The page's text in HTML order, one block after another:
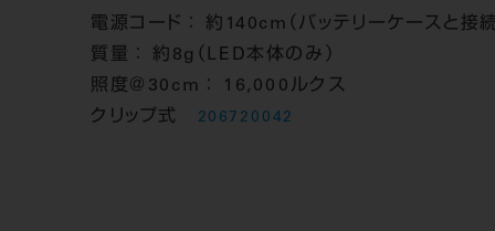
電源コード ：
約140cm（バッテリーケースと接続
質量 ：
約8g（LED本体のみ）
照度＠30cm ：
16,000ルクス
クリップ式
206720042